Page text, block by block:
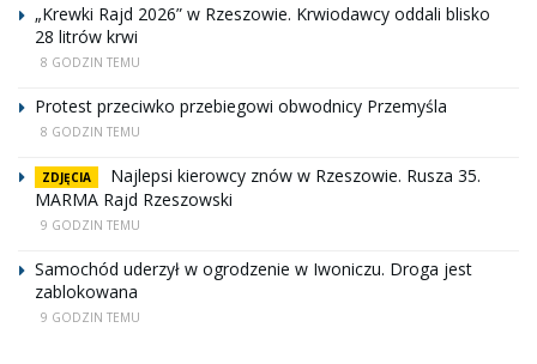
„Krewki Rajd 2026” w Rzeszowie. Krwiodawcy oddali blisko
28 litrów krwi
8 GODZIN TEMU
Protest przeciwko przebiegowi obwodnicy Przemyśla
8 GODZIN TEMU
ZDJĘCIA
Najlepsi kierowcy znów w Rzeszowie. Rusza 35.
MARMA Rajd Rzeszowski
9 GODZIN TEMU
Samochód uderzył w ogrodzenie w Iwoniczu. Droga jest
zablokowana
9 GODZIN TEMU